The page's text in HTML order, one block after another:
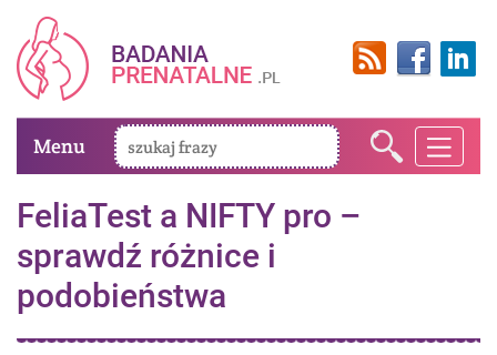
Menu
FeliaTest a NIFTY pro –
sprawdź różnice i
podobieństwa